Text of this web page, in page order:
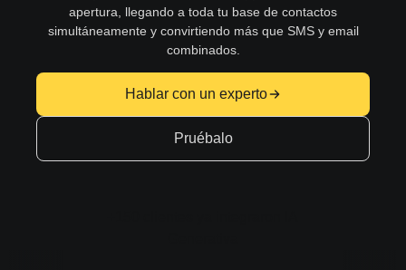
apertura, llegando a toda tu base de contactos
simultáneamente y convirtiendo más que SMS y email
combinados.
Hablar con un experto
Pruébalo